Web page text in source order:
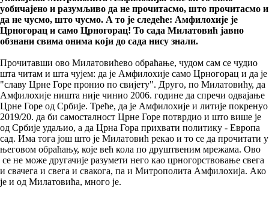
уобичајено и разумљиво да не прочитасмо, што прочитасмо и
да не чусмо, што чусмо. А то је следеће: Амфилохије је
Црногорац и само Црногорац! То сада Милатовић јавно
обзнани свима онима који до сада нису знали.
Прочитавши ово Милатовићево обраћање, чудом сам се чудио
шта читам и шта чујем: да је Амфилохије само Црногорац и да је
"славу Црне Горе пронио по свијету". Друго, по Милатовићу, да
Амфилохије ништа није чинио 2006. године да спречи одвајање
Црне Горе од Србије. Треће, да је Амфилохије и литије покренуо
2019/20. да би самосталност Црне Горе потврдио и што више је
од Србије удаљио, а да Црна Гора прихвати политику - Европа
сад. Има тога још што је Милатовић рекао и то се да прочитати у
његовом обраћању, које већ кола по друштвеним мрежама. Ово
се не може другачије разумети него као црногорствовање свега
и свачега и свега и свакога, па и Митрополита Амфилохија. Ако
је и од Милатовића, много је.